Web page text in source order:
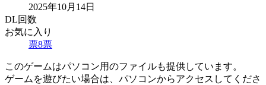
2025年10月14日
DL回数
お気に入り
票8票
このゲームはパソコン用のファイルも提供しています。
ゲームを遊びたい場合は、パソコンからアクセスしてくださ